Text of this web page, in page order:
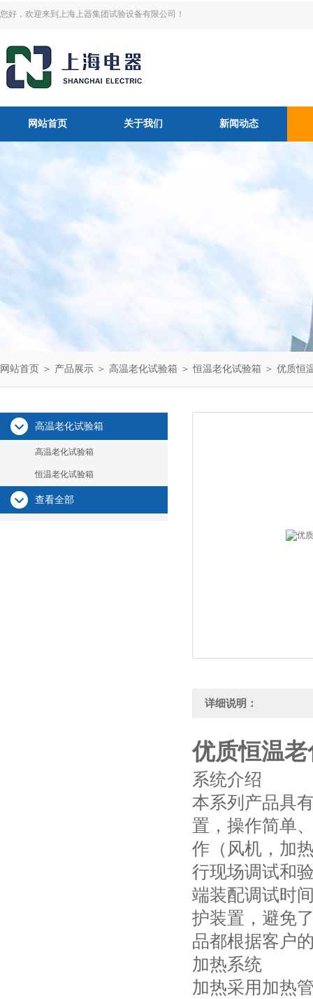
您好，欢迎来到上海上器集团试验设备有限公司！
网站首页 关于我们 新闻动态
网站首页 ＞ 产品展示 ＞ 高温老化试验箱 ＞恒温老化试验箱 ＞ 优质恒
高温老化试验箱
高温老化试验箱
恒温老化试验箱
查看全部
详细说明：
优质恒温
系统介绍
本系列产品具
置，操作简单
作（风机，加
行现场调试和
端装配调试时
护装置，避免
品都根据客户
加热系统
加热采用加热